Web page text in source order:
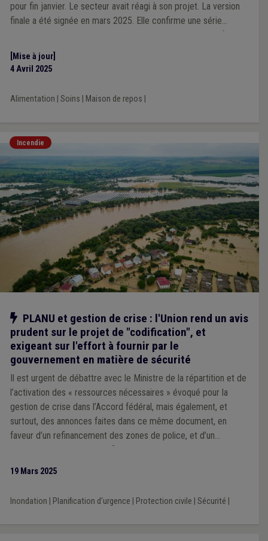
pour fin janvier. Le secteur avait réagi à son projet. La version
finale a été signée en mars 2025. Elle confirme une série
d’orientations annoncées par la Fédération des CPAS en février.
[Mise à jour]
4 Avril 2025
Alimentation Soins Maison de repos
Incendie
Notre action
PLANU et gestion de crise : l'Union rend un avis
prudent sur le projet de "codification", et
exigeant sur l'effort à fournir par le
gouvernement en matière de sécurité
Il est urgent de débattre avec le Ministre de la répartition et de
l’activation des « ressources nécessaires » évoqué pour la
gestion de crise dans l’Accord fédéral, mais également, et
surtout, des annonces faites dans ce même document, en
faveur d’un refinancement des zones de police, et d’un
rééquilibrage « 50/50 » du financement des zones de secours.
19 Mars 2025
Inondation Planification d'urgence Protection civile Sécurité